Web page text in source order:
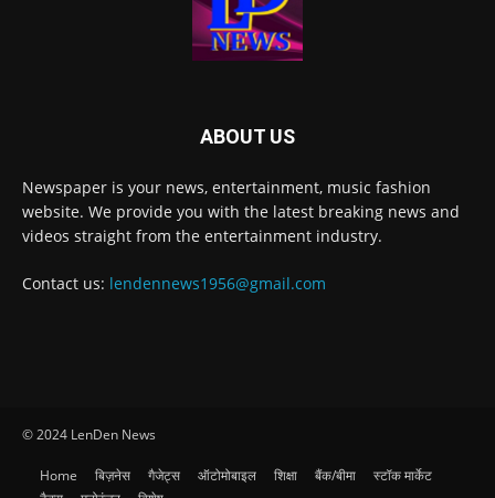
ABOUT US
Newspaper is your news, entertainment, music fashion
website. We provide you with the latest breaking news and
videos straight from the entertainment industry.
Contact us: lendennews1956@gmail.com
© 2024 LenDen News
Home बिज़नेस गैजेट्स ऑटोमोबाइल शिक्षा बैंक/बीमा
स्टॉक मार्केट